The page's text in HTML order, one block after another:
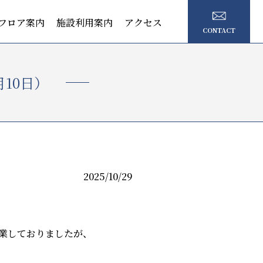
ロア案内 施設利用案内 アクセス
CONTACT
日）
2025/10/29
ておりましたが、